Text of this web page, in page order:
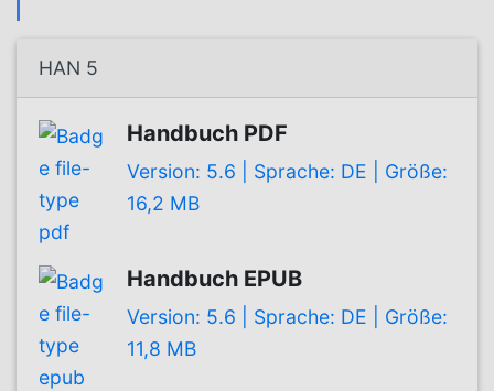
HAN 5
Handbuch PDF
Version: 5.6 | Sprache: DE | Größe:
16,2 MB
Handbuch EPUB
Version: 5.6 | Sprache: DE | Größe:
11,8 MB